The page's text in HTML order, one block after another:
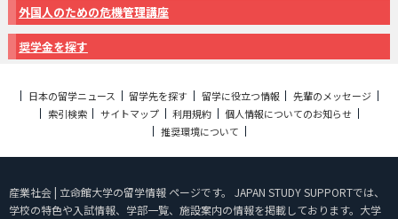
外国人のための危機管理講座
奨学金を探す
日本の留学ニュース 留学先を探す 留学に役立つ情報
先輩のメッセージ
索引検索
サイトマップ 利用規約
個人情報についてのお知らせ
推奨環境について
産業社会 | 立命館大学の留学情報 ページです。 JAPAN STUDY SUPPORTでは、
学校の特色や入試情報、学部一覧、施設案内の情報を掲載しております。大学